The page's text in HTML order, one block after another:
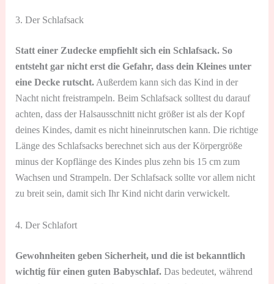
3. Der Schlafsack
Statt einer Zudecke empfiehlt sich ein Schlafsack. So
entsteht gar nicht erst die Gefahr, dass dein Kleines unter
eine Decke rutscht.Außerdem kann sich das Kind in der
Nacht nicht freistrampeln. Beim Schlafsack solltest du darauf
achten, dass der Halsausschnitt nicht größer ist als der Kopf
deines Kindes, damit es nicht hineinrutschen kann. Die richtige
Länge des Schlafsacks berechnet sich aus der Körpergröße
minus der Kopflänge des Kindes plus zehn bis 15 cm zum
Wachsen und Strampeln. Der Schlafsack sollte vor allem nicht
zu breit sein, damit sich Ihr Kind nicht darin verwickelt.
4. Der Schlafort
Gewohnheiten geben Sicherheit, und die ist bekanntlich
wichtig für einen guten Babyschlaf.Das bedeutet, während